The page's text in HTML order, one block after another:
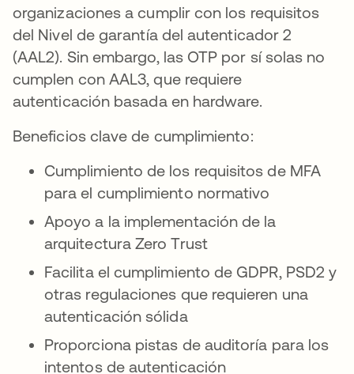
organizaciones a cumplir con los requisitos
del Nivel de garantía del autenticador 2
(AAL2). Sin embargo, las OTP por sí solas no
cumplen con AAL3, que requiere
autenticación basada en hardware.
Beneficios clave de cumplimiento:
Cumplimiento de los requisitos de MFA
para el cumplimiento normativo
Apoyo a la implementación de la
arquitectura Zero Trust
Facilita el cumplimiento de GDPR, PSD2 y
otras regulaciones que requieren una
autenticación sólida
Proporciona pistas de auditoría para los
intentos de autenticación